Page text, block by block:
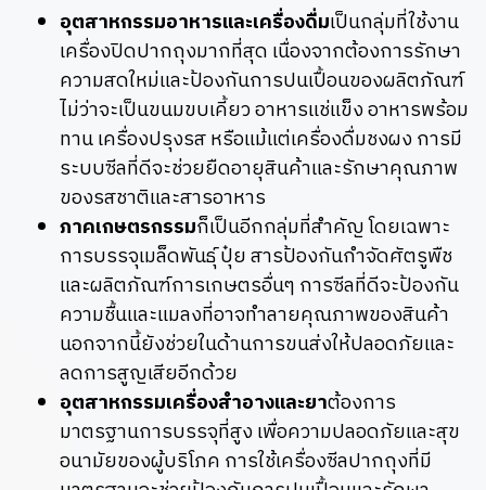
อุตสาหกรรมอาหารและเครื่องดื่มเป็นกลุ่มที่ใช้งาน
เครื่องปิดปากถุงมากที่สุด เนื่องจากต้องการรักษา
ความสดใหม่และป้องกันการปนเปื้อนของผลิตภัณฑ์
ไม่ว่าจะเป็นขนมขบเคี้ยว อาหารแช่แข็ง อาหารพร้อม
ทาน เครื่องปรุงรส หรือแม้แต่เครื่องดื่มชงผง การมี
ระบบซีลที่ดีจะช่วยยืดอายุสินค้าและรักษาคุณภาพ
ของรสชาติและสารอาหาร
ภาคเกษตรกรรมก็เป็นอีกกลุ่มที่สำคัญ โดยเฉพาะ
การบรรจุเมล็ดพันธุ์ ปุ๋ย สารป้องกันกำจัดศัตรูพืช
และผลิตภัณฑ์การเกษตรอื่นๆ การซีลที่ดีจะป้องกัน
ความชื้นและแมลงที่อาจทำลายคุณภาพของสินค้า
นอกจากนี้ยังช่วยในด้านการขนส่งให้ปลอดภัยและ
ลดการสูญเสียอีกด้วย
อุตสาหกรรมเครื่องสำอางและยาต้องการ
มาตรฐานการบรรจุที่สูง เพื่อความปลอดภัยและสุข
อนามัยของผู้บริโภค การใช้เครื่องซีลปากถุงที่มี